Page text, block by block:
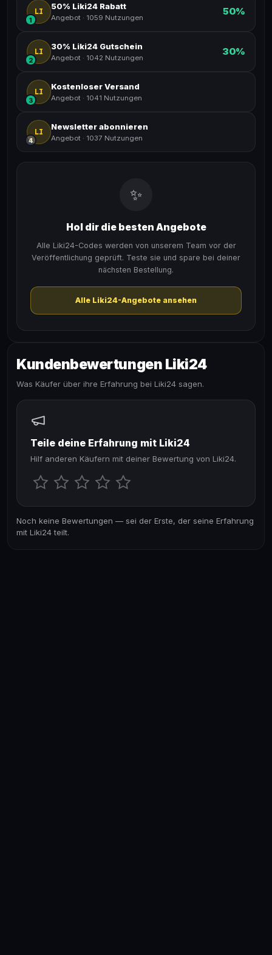
LI
1
50% Liki24 Rabatt
Angebot · 1059 Nutzungen
50%
LI
2
30% Liki24 Gutschein
Angebot · 1042 Nutzungen
30%
LI
3
Kostenloser Versand
Angebot · 1041 Nutzungen
LI
4
Newsletter abonnieren
Angebot · 1037 Nutzungen
✨
Hol dir die besten Angebote
Alle Liki24-Codes werden von unserem Team vor der
Veröffentlichung geprüft. Teste sie und spare bei deiner
nächsten Bestellung.
Alle Liki24-Angebote ansehen
Kundenbewertungen Liki24
Was Käufer über ihre Erfahrung bei Liki24 sagen.
Teile deine Erfahrung mit Liki24
Hilf anderen Käufern mit deiner Bewertung von Liki24.
Noch keine Bewertungen — sei der Erste, der seine Erfahrung
mit Liki24 teilt.